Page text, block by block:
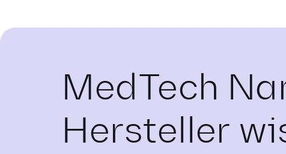
MedTech
Hersteller